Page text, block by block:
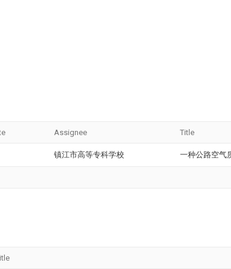
Assignee Title
镇江市高等专科学校 一种公路空气